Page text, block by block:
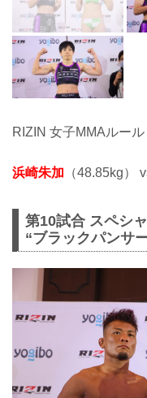
RIZIN 女子MMAルー
浜崎朱加 （48.85kg）
第10試合 スペシ
“ブラックパンサ